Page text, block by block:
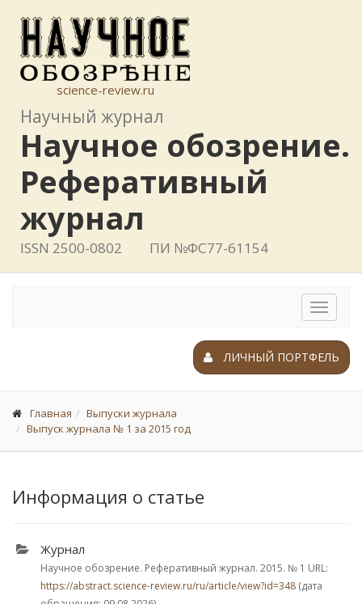
science-review.ru
Научный журнал
Научное обозрение.
Реферативный
журнал
ISSN 2500-0802 ПИ №ФС77-61154
Toggle
ЛИЧНЫЙ ПОРТФЕЛЬ
Главная
Выпуски журнала
Выпуск журнала № 1 за 2015 год
Информация о статье
Журнал
Научное обозрение. Реферативный журнал. 2015. № 1 URL:
https://abstract.science-review.ru/ru/article/view?id=348 (дата